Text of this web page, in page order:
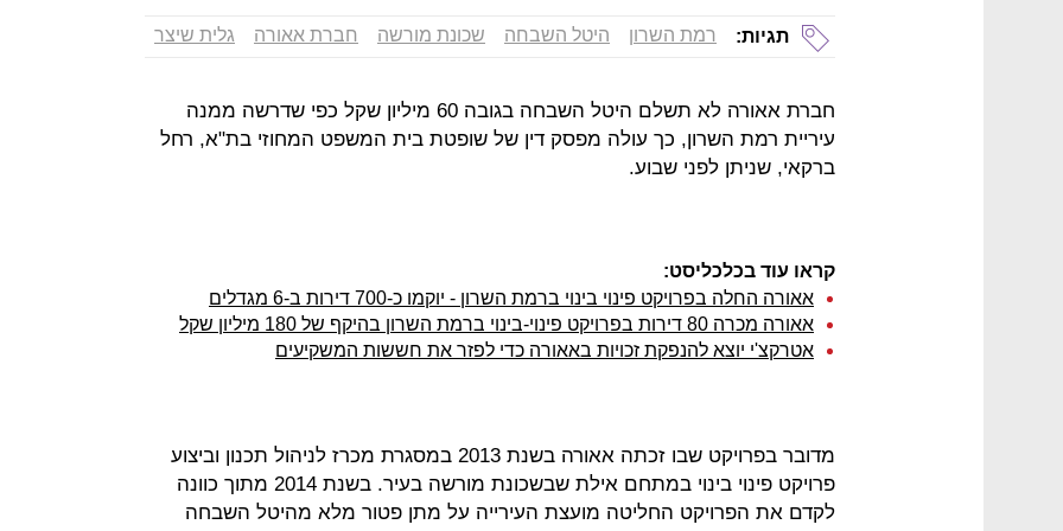
תגיות: רמת השרון היטל השבחה שכונת מורשה חברת אאורה גלית שיצר
חברת אאורה לא תשלם היטל השבחה בגובה 60 מיליון שקל כפי שדרשה ממנה
עיריית רמת השרון, כך עולה מפסק דין של שופטת בית המשפט המחוזי בת"א, רחל
ברקאי, שניתן לפני שבוע.
קראו עוד בכלכליסט:
אאורה החלה בפרויקט פינוי בינוי ברמת השרון - יוקמו כ-700 דירות ב-6 מגדלים
אאורה מכרה 80 דירות בפרויקט פינוי-בינוי ברמת השרון בהיקף של 180 מיליון שקל
אטרקצ'י יוצא להנפקת זכויות באאורה כדי לפזר את חששות המשקיעים
מדובר בפרויקט שבו זכתה אאורה בשנת 2013 במסגרת מכרז לניהול תכנון וביצוע
פרויקט פינוי בינוי במתחם אילת שבשכונת מורשה בעיר. בשנת 2014 מתוך כוונה
לקדם את הפרויקט החליטה מועצת העירייה על מתן פטור מלא מהיטל השבחה